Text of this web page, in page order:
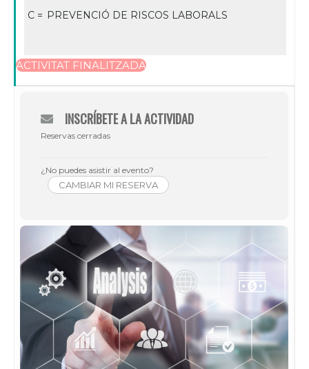
C = PREVENCIÓ DE RISCOS LABORALS
ACTIVITAT FINALITZADA
INSCRÍBETE A LA ACTIVIDAD
Reservas cerradas
¿No puedes asistir al evento?
CAMBIAR MI RESERVA